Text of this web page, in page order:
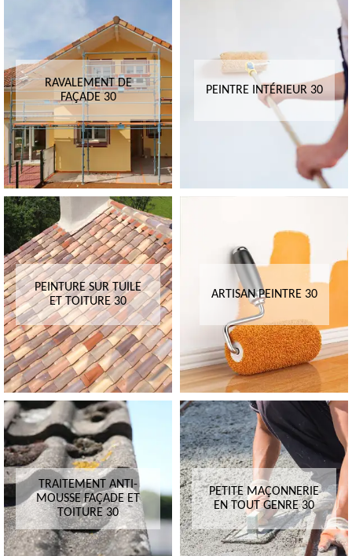
RAVALEMENT DE
FAÇADE 30
PEINTRE INTÉRIEUR 30
PEINTURE SUR TUILE
ET TOITURE 30
ARTISAN PEINTRE 30
TRAITEMENT ANTI-
MOUSSE FAÇADE ET
TOITURE 30
PETITE MAÇONNERIE
EN TOUT GENRE 30